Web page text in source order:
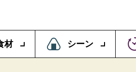
材 シーン